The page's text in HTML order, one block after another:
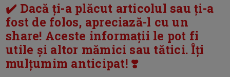
✔️ Dacă ți-a plăcut articolul sau ți-a
fost de folos, apreciază-l cu un
share! Aceste informații le pot fi
utile și altor mămici sau tătici. Îți
mulțumim anticipat! ❣️